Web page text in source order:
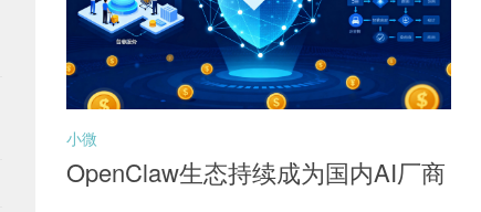
小微
OpenClaw生态持续成为国内AI厂商